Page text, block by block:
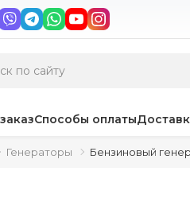
Способы оплаты
Генераторы Бензиновый